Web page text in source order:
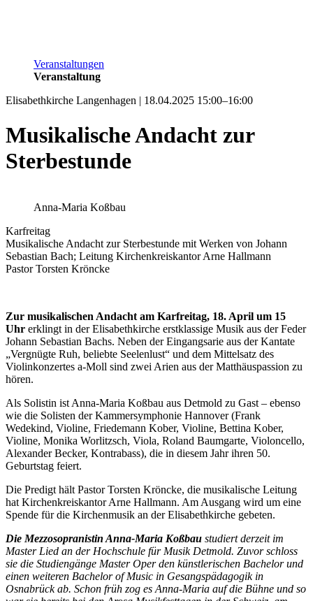
Veranstaltungen
Veranstaltung
Elisabethkirche Langenhagen | 18.04.2025 15:00–16:00
Musikalische Andacht zur
Sterbestunde
Anna-Maria Koßbau
Karfreitag
Musikalische Andacht zur Sterbestunde mit Werken von Johann
Sebastian Bach; Leitung Kirchenkreiskantor Arne Hallmann
Pastor Torsten Kröncke
Zur musikalischen Andacht am Karfreitag, 18. April um 15
Uhr erklingt in der Elisabethkirche erstklassige Musik aus der Feder
Johann Sebastian Bachs. Neben der Eingangsarie aus der Kantate
„Vergnügte Ruh, beliebte Seelenlust“ und dem Mittelsatz des
Violinkonzertes a-Moll sind zwei Arien aus der Matthäuspassion zu
hören.
Als Solistin ist Anna-Maria Koßbau aus Detmold zu Gast – ebenso
wie die Solisten der Kammersymphonie Hannover (Frank
Wedekind, Violine, Friedemann Kober, Violine, Bettina Kober,
Violine, Monika Worlitzsch, Viola, Roland Baumgarte, Violoncello,
Alexander Becker, Kontrabass), die in diesem Jahr ihren 50.
Geburtstag feiert.
Die Predigt hält Pastor Torsten Kröncke, die musikalische Leitung
hat Kirchenkreiskantor Arne Hallmann. Am Ausgang wird um eine
Spende für die Kirchenmusik an der Elisabethkirche gebeten.
Die Mezzosopranistin Anna-Maria Koßbau studiert derzeit im
Master Lied an der Hochschule für Musik Detmold. Zuvor schloss
sie die Studiengänge Master Oper den künstlerischen Bachelor und
einen weiteren Bachelor of Music in Gesangspädagogik in
Osnabrück ab. Schon früh zog es Anna-Maria auf die Bühne und so